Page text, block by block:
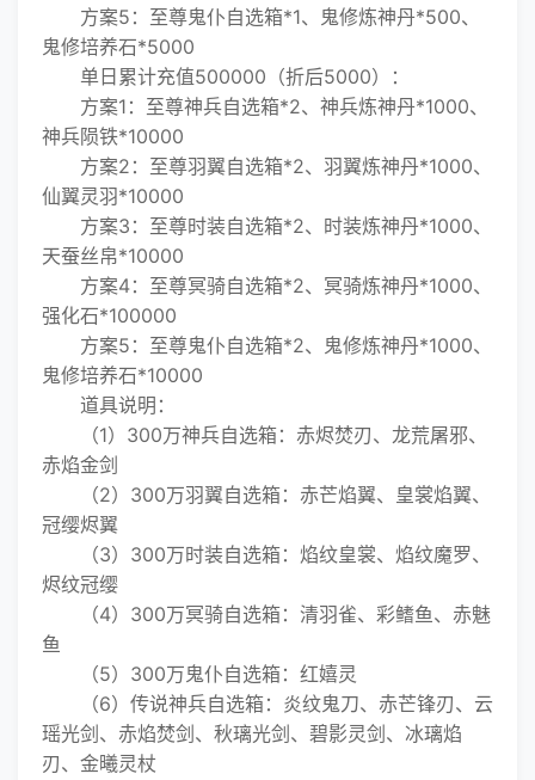
方案5：至尊鬼仆自选箱*1、鬼修炼神丹*500、
鬼修培养石*5000
单日累计充值500000（折后5000）：
方案1：至尊神兵自选箱*2、神兵炼神丹*1000、
神兵陨铁*10000
方案2：至尊羽翼自选箱*2、羽翼炼神丹*1000、
仙翼灵羽*10000
方案3：至尊时装自选箱*2、时装炼神丹*1000、
天蚕丝帛*10000
方案4：至尊冥骑自选箱*2、冥骑炼神丹*1000、
强化石*100000
方案5：至尊鬼仆自选箱*2、鬼修炼神丹*1000、
鬼修培养石*10000
道具说明：
（1）300万神兵自选箱：赤烬焚刃、龙荒屠邪、
赤焰金剑
（2）300万羽翼自选箱：赤芒焰翼、皇裳焰翼、
冠缨烬翼
（3）300万时装自选箱：焰纹皇裳、焰纹魔罗、
烬纹冠缨
（4）300万冥骑自选箱：清羽雀、彩鳍鱼、赤魅
鱼
（5）300万鬼仆自选箱：红嬉灵
（6）传说神兵自选箱：炎纹鬼刀、赤芒锋刃、云
瑶光剑、赤焰焚剑、秋璃光剑、碧影灵剑、冰璃焰
刃、金曦灵杖